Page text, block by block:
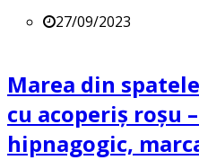
27/09/2023
Marea din
cu acoperiș roșu
hipnagogic,